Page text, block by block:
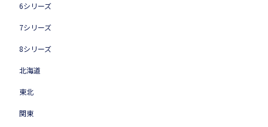
6シリーズ
7シリーズ
8シリーズ
北海道
東北
関東